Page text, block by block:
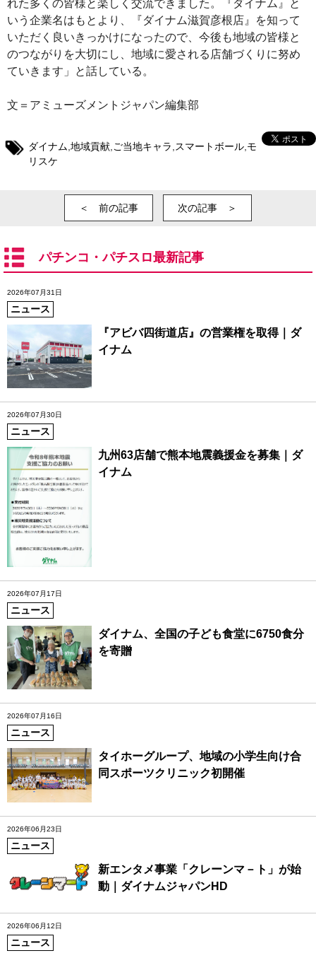
れた多くの皆様と楽しく交流できました。『ダイナム』と
いう企業名はもとより、『ダイナム滋賀彦根店』を知って
いただく良いきっかけになったので、今後も地域の皆様と
のつながりを大切にし、地域に愛される店舗づくりに努め
ていきます」と話している。
文＝アミューズメントジャパン編集部
ダイナム 地域貢献 ご当地キャラ スマートボール モ
リスケ
＜ 前の記事 次の記事 ＞
パチンコ・パチスロ最新記事
2026年07月31日
ニュース
『アビバ四街道店』の営業権を取得｜ダ
イナム
2026年07月30日
ニュース
九州63店舗で熊本地震義援金を募集｜ダ
イナム
2026年07月17日
ニュース
ダイナム、全国の子ども食堂に6750食分
を寄贈
2026年07月16日
ニュース
タイホーグループ、地域の小学生向け合
同スポーツクリニック初開催
2026年06月23日
ニュース
新エンタメ事業「クレーンマ－ト」が始
動｜ダイナムジャパンHD
2026年06月12日
ニュース